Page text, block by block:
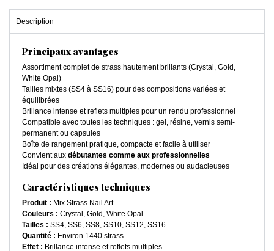
Description
Principaux avantages
Assortiment complet de strass hautement brillants (Crystal, Gold,
White Opal)
Tailles mixtes (SS4 à SS16) pour des compositions variées et
équilibrées
Brillance intense et reflets multiples pour un rendu professionnel
Compatible avec toutes les techniques : gel, résine, vernis semi-
permanent ou capsules
Boîte de rangement pratique, compacte et facile à utiliser
Convient aux débutantes comme aux professionnelles
Idéal pour des créations élégantes, modernes ou audacieuses
Caractéristiques techniques
Produit : Mix Strass Nail Art
Couleurs : Crystal, Gold, White Opal
Tailles : SS4, SS6, SS8, SS10, SS12, SS16
Quantité : Environ 1440 strass
Effet : Brillance intense et reflets multiples